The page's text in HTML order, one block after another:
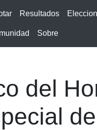
Resultados
Sobre
del